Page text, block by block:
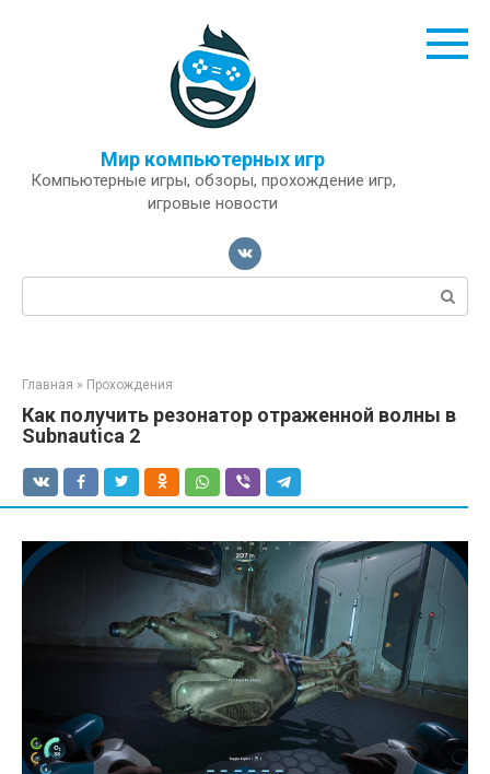
Мир компьютерных игр
Компьютерные игры, обзоры, прохождение игр,
игровые новости
Поиск:
Главная » Прохождения
Как получить резонатор отраженной волны в
Subnautica 2